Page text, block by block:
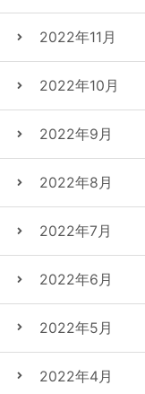
2022年11月
2022年10月
2022年9月
2022年8月
2022年7月
2022年6月
2022年5月
2022年4月